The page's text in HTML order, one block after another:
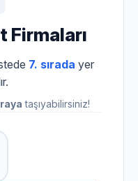
Firmaları
7. sırada yer
taşıyabilirsiniz!